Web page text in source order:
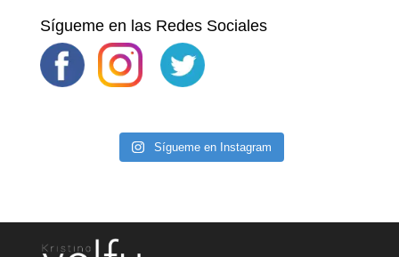
Sígueme en las Redes Sociales
Sígueme en Instagram